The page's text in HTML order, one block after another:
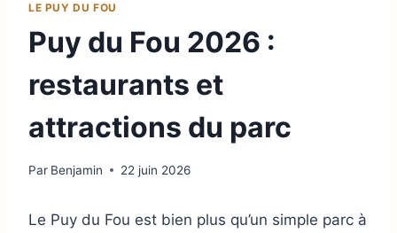
LE PUY DU FOU
Puy du Fou 2026 :
restaurants et
attractions du parc
Par Benjamin 22 juin 2026
Le Puy du Fou est bien plus qu’un simple parc à